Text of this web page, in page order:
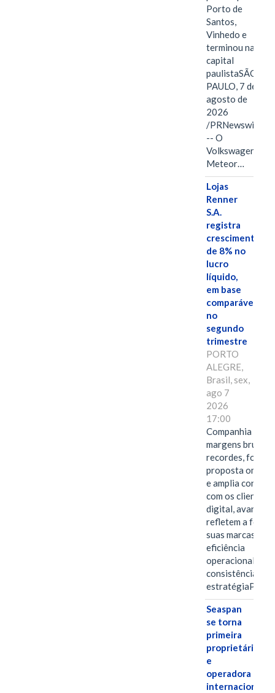
Porto de
Santos,
Vinhedo e
terminou na
capital
paulistaSÃO
PAULO, 7 de
agosto de
2026
/PRNewswire/
-- O
Volkswagen
Meteor…
Lojas
Renner
S.A.
registra
crescimento
de 8% no
lucro
líquido,
em base
comparável,
no
segundo
trimestre
PORTO
ALEGRE,
Brasil, sex,
ago 7
2026
17:00
Companhia
margens brutas
recordes,
proposta
e amplia
com os clientes
digital, avanços
refletem a força
suas marcas, a
eficiência
operacional e a
consistência de
Seaspan
se torna
primeira
proprietária
e
operadora
internacional